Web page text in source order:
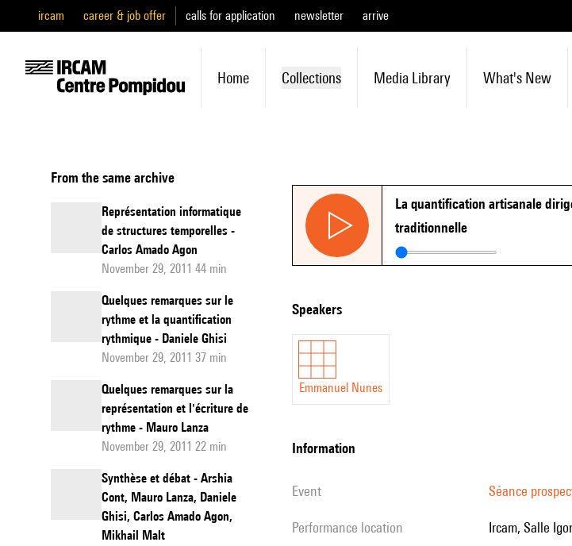
ircam career & job offer calls for application newsletter arrive
Home Collections Media Library What's New
From the same archive
Représentation informatique
de structures temporelles -
Carlos Amado Agon
November 29, 2011 44 min
Quelques remarques sur le
rythme et la quantification
rythmique - Daniele Ghisi
November 29, 2011 37 min
Quelques remarques sur la
représentation et l'écriture de
rythme - Mauro Lanza
November 29, 2011 22 min
Synthèse et débat - Arshia
Cont, Mauro Lanza, Daniele
Ghisi, Carlos Amado Agon,
Mikhail Malt
La quantification artisanale
traditionnelle
speakers
Emmanuel Nunes
information
event Séance
performance location Ircam, Salle